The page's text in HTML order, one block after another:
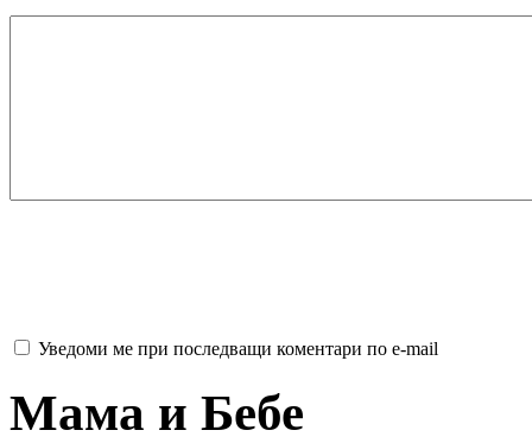
Уведоми ме при последващи коментари по e-mail
Мама и Бебе